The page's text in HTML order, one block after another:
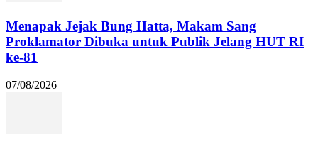
Menapak Jejak Bung Hatta, Makam Sang
Proklamator Dibuka untuk Publik Jelang HUT RI
ke-81
07/08/2026